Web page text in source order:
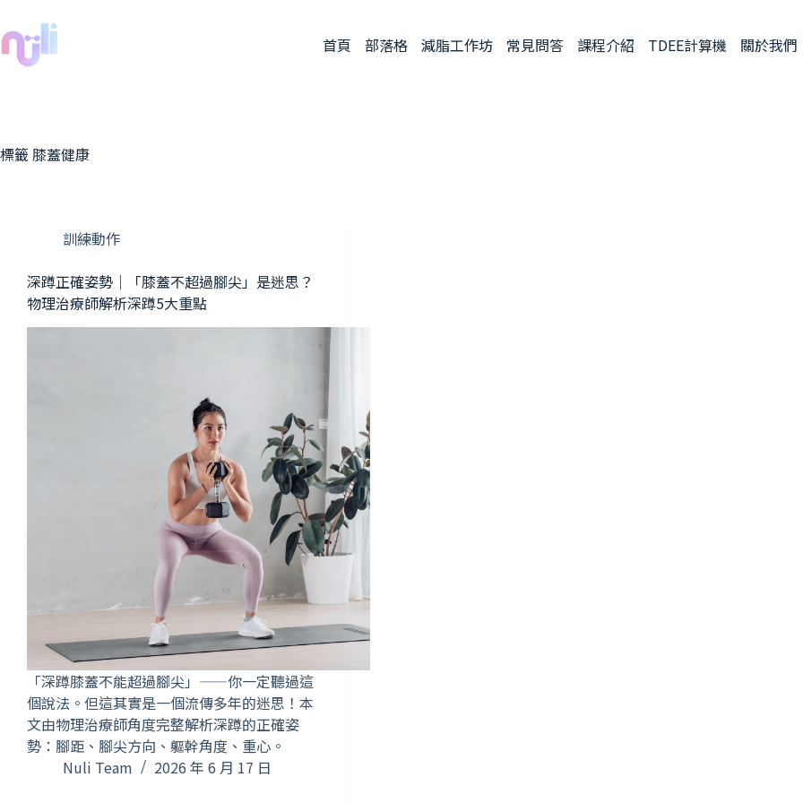
首頁 部落格 減脂工作坊 常見問答 課程介紹 TDEE計算機 關於我們
標籤 膝蓋健康
訓練動作
深蹲正確姿勢｜「膝蓋不超過腳尖」是迷思？
物理治療師解析深蹲5大重點
「深蹲膝蓋不能超過腳尖」——你一定聽過這
個說法。但這其實是一個流傳多年的迷思！本
文由物理治療師角度完整解析深蹲的正確姿
勢：腳距、腳尖方向、軀幹角度、重心。
Nuli Team
2026 年 6 月 17 日